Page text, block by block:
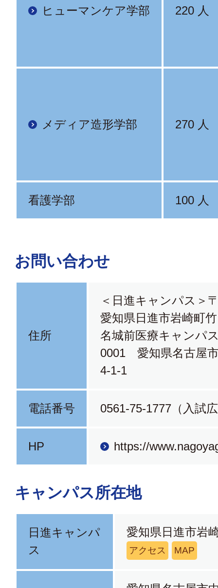
ヒューマンケア学部 220 人
メディア造形学部 270 人
看護学部 100 人
お問い合わせ
住所
＜日進キャンパス
愛知県日進市岩崎町
名城前医療キャンパ
0001 愛知県名古屋
4-1-1
電話番号 0561-75-1777（入試
HP https://
キャンパス所在地
日進キャンパ
ス
愛知県日進市岩
アクセス MAP